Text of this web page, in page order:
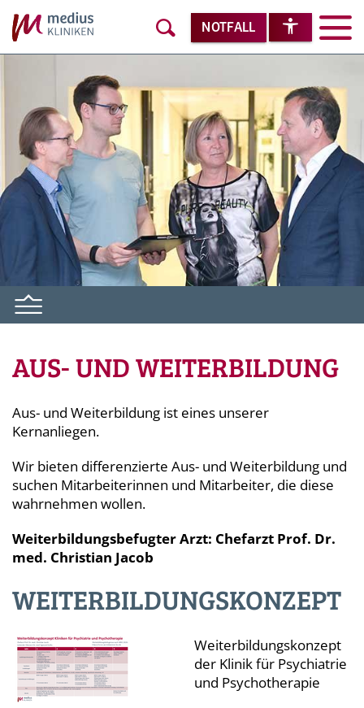
NOTFALL
AUS- UND WEITERBILDUNG
Aus- und Weiterbildung ist eines unserer
Kernanliegen.
Wir bieten differenzierte Aus- und Weiterbildung und
suchen Mitarbeiterinnen und Mitarbeiter, die diese
wahrnehmen wollen.
Weiterbildungsbefugter Arzt: Chefarzt Prof. Dr.
med. Christian Jacob
WEITERBILDUNGSKONZEPT
Weiterbildungskonzept
der Klinik für Psychiatrie
und Psychotherapie